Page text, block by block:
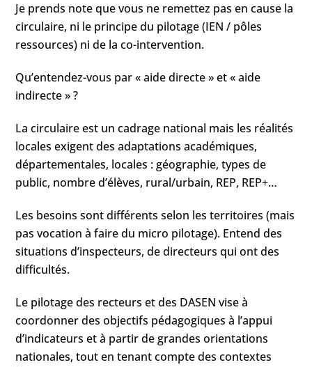
Je prends note que vous ne remettez pas en cause la
circulaire, ni le principe du pilotage (IEN / pôles
ressources) ni de la co-intervention.
Qu’entendez-vous par « aide directe » et « aide
indirecte » ?
La circulaire est un cadrage national mais les réalités
locales exigent des adaptations académiques,
départementales, locales : géographie, types de
public, nombre d’élèves, rural/urbain, REP, REP+…
Les besoins sont différents selon les territoires (mais
pas vocation à faire du micro pilotage). Entend des
situations d’inspecteurs, de directeurs qui ont des
difficultés.
Le pilotage des recteurs et des DASEN vise à
coordonner des objectifs pédagogiques à l’appui
d’indicateurs et à partir de grandes orientations
nationales, tout en tenant compte des contextes